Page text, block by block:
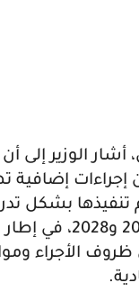
الوزير إلى أن
تضمن إجراءات
تنفيذها بشكل
سنوات 2026 و2027
الأجراء